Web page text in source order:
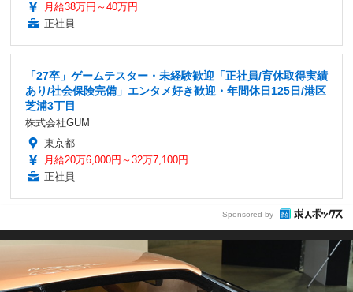
月給38万円～40万円
正社員
「27卒」ゲームテスター・未経験歓迎「正社員/育休取得実績
あり/社会保険完備」エンタメ好き歓迎・年間休日125日/港区
芝浦3丁目
株式会社GUM
東京都
月給20万6,000円～32万7,100円
正社員
Sponsored by